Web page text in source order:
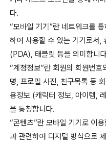
다.
“모바일 기기”란 네트워크를
하여 사용할 수 있는 기기로서,
(PDA), 태블릿 등을 의미합니
“계정정보”란 회원의 회원번
명, 프로필 사진, 친구목록 등
용정보 (캐릭터 정보, 아이템,
을 통칭합니다.
“콘텐츠”란 모바일 기기로 이
과 관련하여 디지털 방식으로